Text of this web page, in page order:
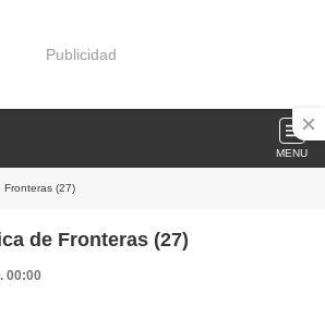
Publicidad
MENU
Fronteras (27)
de Fronteras (27)
00:00